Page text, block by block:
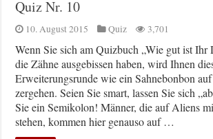
Quiz Nr. 10
10. August 2015 Quiz 3,701
Wenn Sie sich am Quizbuch „Wie gut ist Ihr
die Zähne ausgebissen haben, wird Ihnen
Erweiterungsrunde wie ein Sahnebonbon
zergehen. Seien Sie smart, lassen Sie sich
Sie ein Semikolon! Männer, die auf Aliens
stehen, kommen hier genauso auf …